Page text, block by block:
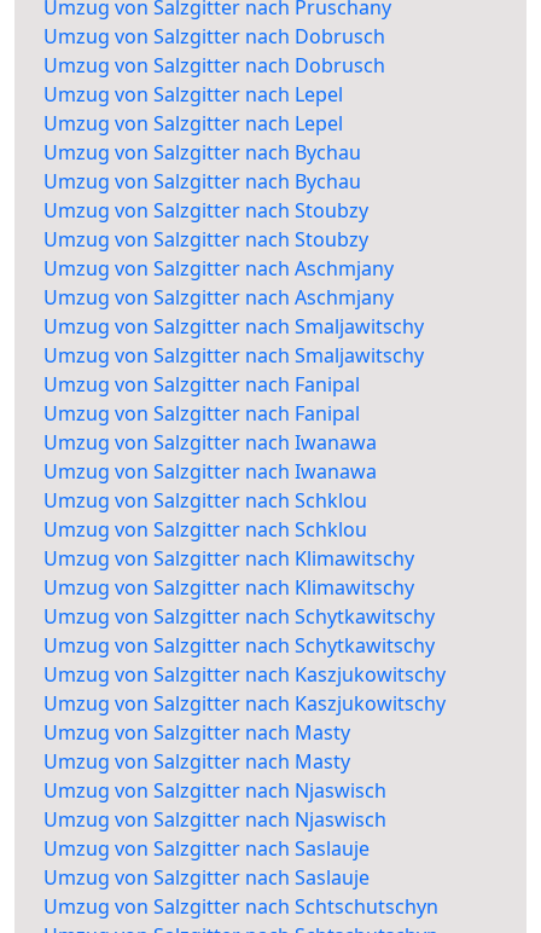
Umzug von Salzgitter nach Pruschany
Umzug von Salzgitter nach Dobrusch
Umzug von Salzgitter nach Dobrusch
Umzug von Salzgitter nach Lepel
Umzug von Salzgitter nach Lepel
Umzug von Salzgitter nach Bychau
Umzug von Salzgitter nach Bychau
Umzug von Salzgitter nach Stoubzy
Umzug von Salzgitter nach Stoubzy
Umzug von Salzgitter nach Aschmjany
Umzug von Salzgitter nach Aschmjany
Umzug von Salzgitter nach Smaljawitschy
Umzug von Salzgitter nach Smaljawitschy
Umzug von Salzgitter nach Fanipal
Umzug von Salzgitter nach Fanipal
Umzug von Salzgitter nach Iwanawa
Umzug von Salzgitter nach Iwanawa
Umzug von Salzgitter nach Schklou
Umzug von Salzgitter nach Schklou
Umzug von Salzgitter nach Klimawitschy
Umzug von Salzgitter nach Klimawitschy
Umzug von Salzgitter nach Schytkawitschy
Umzug von Salzgitter nach Schytkawitschy
Umzug von Salzgitter nach Kaszjukowitschy
Umzug von Salzgitter nach Kaszjukowitschy
Umzug von Salzgitter nach Masty
Umzug von Salzgitter nach Masty
Umzug von Salzgitter nach Njaswisch
Umzug von Salzgitter nach Njaswisch
Umzug von Salzgitter nach Saslauje
Umzug von Salzgitter nach Saslauje
Umzug von Salzgitter nach Schtschutschyn